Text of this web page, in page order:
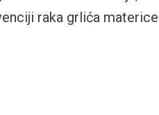
raka grlića materice